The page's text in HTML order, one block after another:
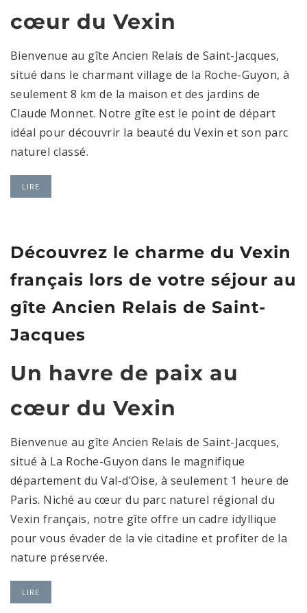
cœur du Vexin
Bienvenue au gîte Ancien Relais de Saint-Jacques,
situé dans le charmant village de la Roche-Guyon, à
seulement 8 km de la maison et des jardins de
Claude Monnet. Notre gîte est le point de départ
idéal pour découvrir la beauté du Vexin et son parc
naturel classé.
LIRE
Découvrez le charme du Vexin
français lors de votre séjour au
gîte Ancien Relais de Saint-
Jacques
Un havre de paix au
cœur du Vexin
Bienvenue au gîte Ancien Relais de Saint-Jacques,
situé à La Roche-Guyon dans le magnifique
département du Val-d’Oise, à seulement 1 heure de
Paris. Niché au cœur du parc naturel régional du
Vexin français, notre gîte offre un cadre idyllique
pour vous évader de la vie citadine et profiter de la
nature préservée.
LIRE